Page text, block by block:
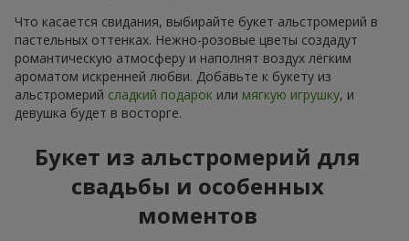
Что касается свидания, выбирайте букет альстромерий в
пастельных оттенках. Нежно-розовые цветы создадут
романтическую атмосферу и наполнят воздух лёгким
ароматом искренней любви. Добавьте к букету из
альстромерий сладкий подарок или мягкую игрушку, и
девушка будет в восторге.
Букет из альстромерий для
свадьбы и особенных
моментов